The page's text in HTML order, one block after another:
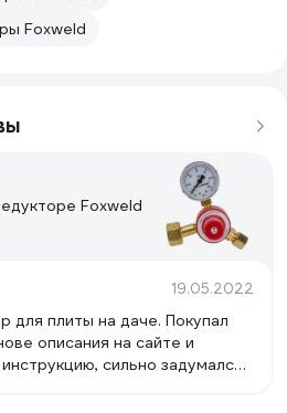
Foxweld
Foxweld
19.05.2022
для плиты на даче. Покупал
описания на сайте и
сильно задумался: